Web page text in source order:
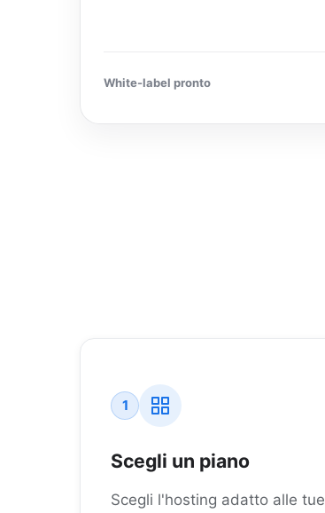
White-label pronto
1
Scegli un piano
Scegli l'hosting adatto alle tue